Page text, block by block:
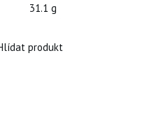
31.1 g
produkt